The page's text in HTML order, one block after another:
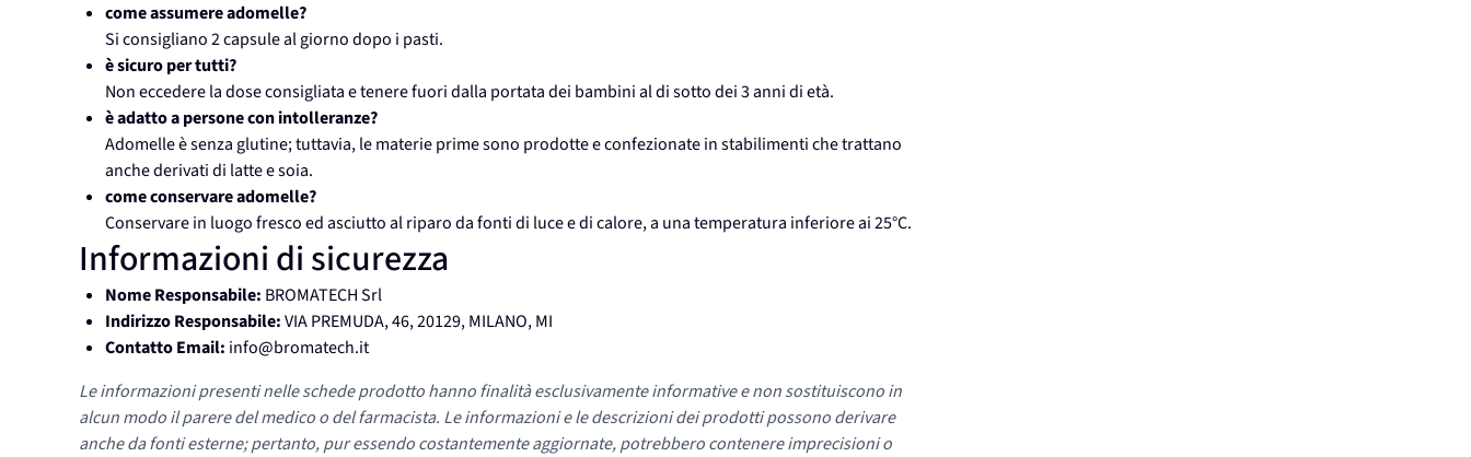
come assumere adomelle?
Si consigliano 2 capsule al giorno dopo i pasti.
è sicuro per tutti?
Non eccedere la dose consigliata e tenere fuori dalla portata dei bambini al di sotto dei 3 anni di età.
è adatto a persone con intolleranze?
Adomelle è senza glutine; tuttavia, le materie prime sono prodotte e confezionate in stabilimenti che trattano
anche derivati di latte e soia.
come conservare adomelle?
Conservare in luogo fresco ed asciutto al riparo da fonti di luce e di calore, a una temperatura inferiore ai 25°C.
Informazioni di sicurezza
Nome Responsabile: BROMATECH Srl
Indirizzo Responsabile:VIA PREMUDA, 46, 20129, MILANO, MI
Contatto Email: info@bromatech.it
Le informazioni presenti nelle schede prodotto hanno finalità esclusivamente informative e non sostituiscono in
alcun modo il parere del medico o del farmacista. Le informazioni e le descrizioni dei prodotti possono derivare
anche da fonti esterne; pertanto, pur essendo costantemente aggiornate, potrebbero contenere imprecisioni o